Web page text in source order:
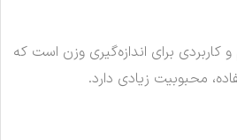
و کاربردی برای اندازه‌گیری وزن است که
محبوبیت زیادی دارد.